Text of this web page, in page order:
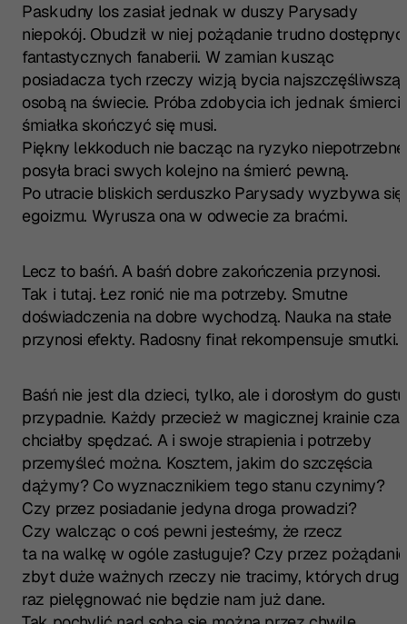
Paskudny los zasiał jednak w duszy Parysady
niepokój. Obudził w niej pożądanie trudno
fantastycznych fanaberii. W zamian kusząc
posiadacza tych rzeczy wizją bycia najszczęśliwszą
osobą na świecie. Próba zdobycia ich jednak
śmiałka skończyć się musi.
Piękny lekkoduch nie bacząc na ryzyko niepotrzebne
posyła braci swych kolejno na śmierć pewną.
Po utracie bliskich serduszko Parysady wyzbywa się
egoizmu. Wyrusza ona w odwecie za braćmi.
Lecz to baśń. A baśń dobre zakończenia przynosi.
Tak i tutaj. Łez ronić nie ma potrzeby. Smutne
doświadczenia na dobre wychodzą. Nauka na stałe
przynosi efekty. Radosny finał rekompensuje smutki.
Baśń nie jest dla dzieci, tylko, ale i dorosłym do gustu
przypadnie. Każdy przecież w magicznej krainie czas
chciałby spędzać. A i swoje strapienia i potrzeby
przemyśleć można. Kosztem, jakim do szczęścia
dążymy? Co wyznacznikiem tego stanu czynimy?
Czy przez posiadanie jedyna droga prowadzi?
Czy walcząc o coś pewni jesteśmy, że rzecz
ta na walkę w ogóle zasługuje? Czy przez pożądanie
zbyt duże ważnych rzeczy nie tracimy, których drugi
raz pielęgnować nie będzie nam już dane.